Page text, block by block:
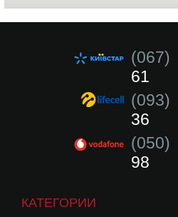
(067)
61
(093)
36
(050)
98
КАТЕГОРИИ